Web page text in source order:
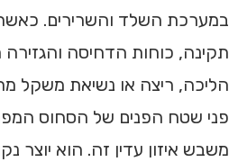
במערכת השלד והשרירים.
תקינה, כוחות הדחיסה והגזירה
הליכה, ריצה או נשיאת משקל
פני שטח הפנים של הסחוס
משבש איזון עדין זה. הוא יוצר